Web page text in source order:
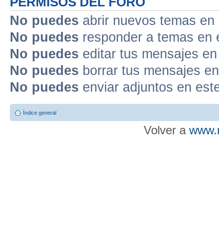
No puedes abrir nuevos temas
No puedes responder a temas en
No puedes editar tus mensajes
No puedes borrar tus mensajes
No puedes enviar adjuntos en
Índice general
Volver a